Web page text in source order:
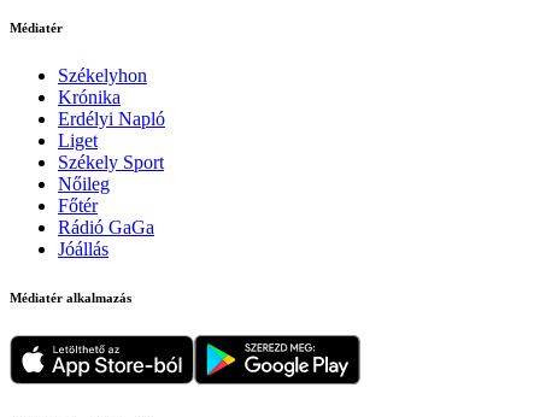
Médiatér
Székelyhon
Krónika
Erdélyi Napló
Liget
Székely Sport
Nőileg
Főtér
Rádió GaGa
Jóállás
Médiatér alkalmazás